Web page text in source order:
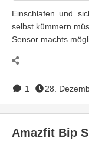
Einschlafen und
selbst kümmern
Sensor machts
1 28.
Amazfit Bip